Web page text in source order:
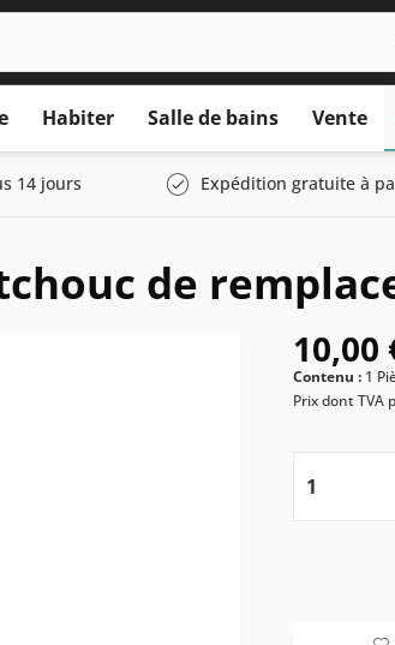
Habiter Salle de bains Vente
14 jours Expédition gratuite à
de
10,00
Contenu : 1
Prix dont TVA